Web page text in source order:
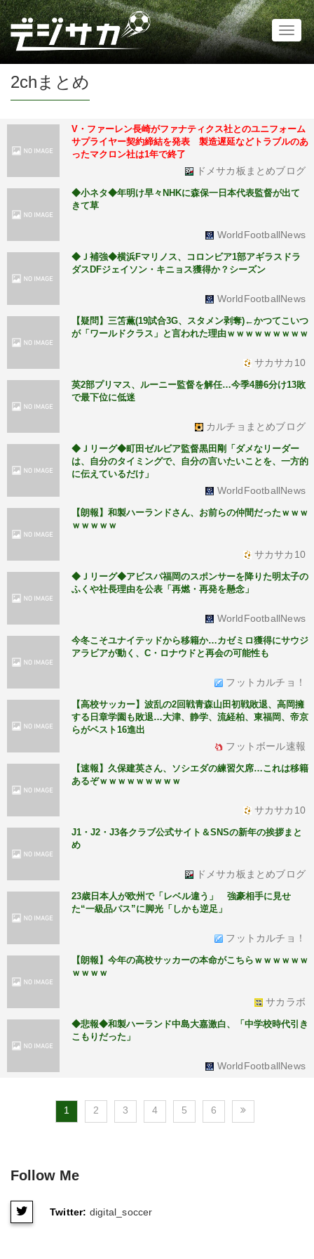
2chまとめ
V・ファーレン長崎がファナティクス社とのユニフォーム
サプライヤー契約締結を発表 製造遅延などトラブルのあ
ったマクロン社は1年で終了
ドメサカ板まとめブログ
◆小ネタ◆年明け早々NHKに森保一日本代表監督が出て
きて草
WorldFootballNews
◆Ｊ補強◆横浜Fマリノス、コロンビア1部アギラスドラ
ダスDFジェイソン・キニョス獲得か？シーズン
WorldFootballNews
【疑問】三笘薫(19試合3G、スタメン剥奪)←かつてこいつ
が「ワールドクラス」と言われた理由ｗｗｗｗｗｗｗｗｗ
サカサカ10
英2部プリマス、ルーニー監督を解任…今季4勝6分け13敗
で最下位に低迷
カルチョまとめブログ
◆Ｊリーグ◆町田ゼルビア監督黒田剛「ダメなリーダー
は、自分のタイミングで、自分の言いたいことを、一方的
に伝えているだけ」
WorldFootballNews
【朗報】和製ハーランドさん、お前らの仲間だったｗｗｗ
ｗｗｗｗｗ
サカサカ10
◆Ｊリーグ◆アビスパ福岡のスポンサーを降りた明太子の
ふくや社長理由を公表「再燃・再発を懸念」
WorldFootballNews
今冬こそユナイテッドから移籍か…カゼミロ獲得にサウジ
アラビアが動く、C・ロナウドと再会の可能性も
フットカルチョ！
【高校サッカー】波乱の2回戦青森山田初戦敗退、高岡擁
する日章学園も敗退…大津、静学、流経柏、東福岡、帝京
らがベスト16進出
フットボール速報
【速報】久保建英さん、ソシエダの練習欠席…これは移籍
あるぞｗｗｗｗｗｗｗｗｗ
サカサカ10
J1・J2・J3各クラブ公式サイト＆SNSの新年の挨拶まと
め
ドメサカ板まとめブログ
23歳日本人が欧州で「レベル違う」 強豪相手に見せ
た“一級品パス”に脚光「しかも逆足」
フットカルチョ！
【朗報】今年の高校サッカーの本命がこちらｗｗｗｗｗｗ
ｗｗｗｗ
サカラボ
◆悲報◆和製ハーランド中島大嘉激白、「中学校時代引き
こもりだった」
WorldFootballNews
1 2 3 4 5 6
Follow Me
Twitter: digital_soccer